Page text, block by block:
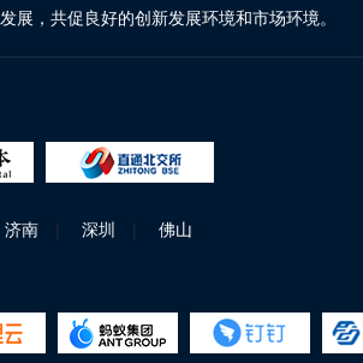
展，共促良好的创新发展环境和市场环境。
济南 | 深圳 | 佛山